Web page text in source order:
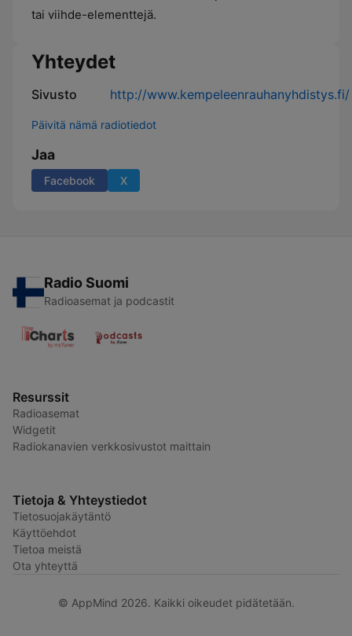
tai viihde-elementtejä.
Yhteydet
Sivusto http://www.kempeleenrauhanyhdistys.fi/
Päivitä nämä radiotiedot
Jaa
Facebook X
Radio Suomi
Radioasemat ja podcastit
Resurssit
Radioasemat
Widgetit
Radiokanavien verkkosivustot maittain
Tietoja & Yhteystiedot
Tietosuojakäytäntö
Käyttöehdot
Tietoa meistä
Ota yhteyttä
© AppMind 2026. Kaikki oikeudet pidätetään.